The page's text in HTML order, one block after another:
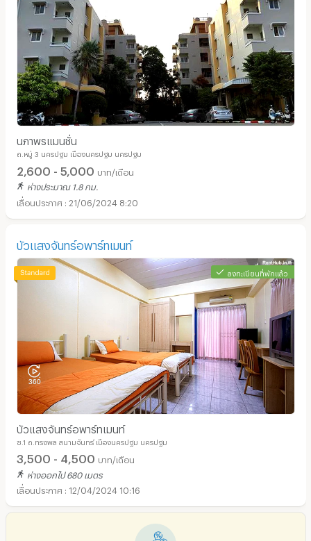
นภาพรแมนชั่น
ถ.หมู่ 3 นครปฐม เมืองนครปฐม นครปฐม
2,600 - 5,000 บาท/เดือน
ห่างประมาณ 1.8 กม.
21/06/2024 8:20
บัวแสงจันทร์อพาร์ทเมนท์
ลงทะเบียนที่พักแล้ว
บัวแสงจันทร์อพาร์ทเมนท์
ซ.1 ถ.ทรงพล สนามจันทร์ เมืองนครปฐม นครปฐม
3,500 - 4,500 บาท/เดือน
ห่างออกไป 680 เมตร
12/04/2024 10:16